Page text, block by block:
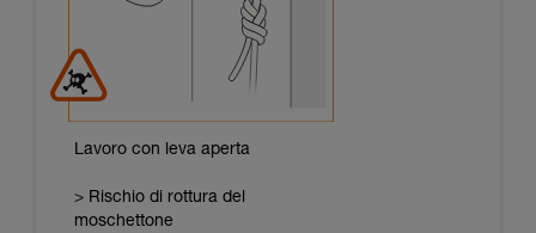
Lavoro con leva aperta
> Rischio di rottura del
moschettone